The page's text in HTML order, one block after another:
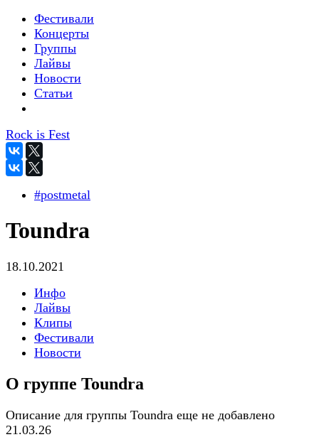
Фестивали
Концерты
Группы
Лайвы
Новости
Статьи
Rock is Fest
#postmetal
Toundra
18.10.2021
Инфо
Лайвы
Клипы
Фестивали
Новости
О группе Toundra
Описание для группы Toundra еще не добавлено
21.03.26